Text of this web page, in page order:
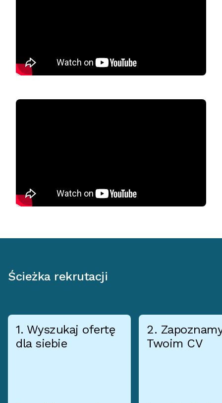
Ścieżka rekrutacji
1. Wyszukaj ofertę
dla siebie
2.
Twoim CV